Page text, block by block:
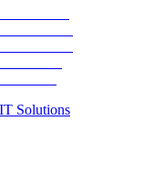
Solutions